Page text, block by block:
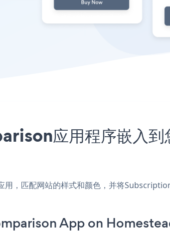
应用程序嵌入到
，匹配网站的样式和颜色，并将
App on